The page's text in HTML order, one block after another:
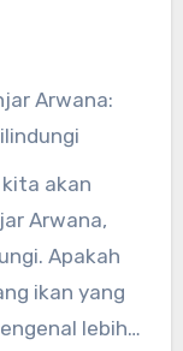
Arwana:
kita akan
Arwana,
Apakah
ikan yang
lebih